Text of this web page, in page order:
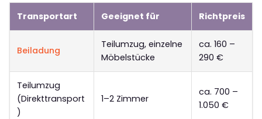
Transportart Geeignet für Richtpreis
Beiladung
Teilumzug, einzelne
Möbelstücke
ca. 160 –
290 €
Teilumzug
(Direkttransport
)
1–2 Zimmer
ca. 700 –
1.050 €